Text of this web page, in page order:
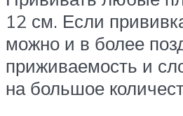
12 см. Если
можно и в более
приживаемость и
на большое